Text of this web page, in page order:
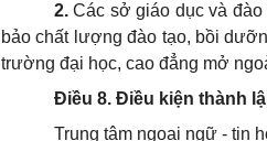
2. Các sở giáo dục và đào
bảo chất lượng đào tạo, bồi
trường đại học, cao đẳng mở
Điều 8. Điều kiện thành
Trung tâm ngoại ngữ - tin